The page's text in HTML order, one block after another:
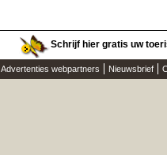
Schrijf hier gratis uw
Advertenties webpartners Nieuwsbrief